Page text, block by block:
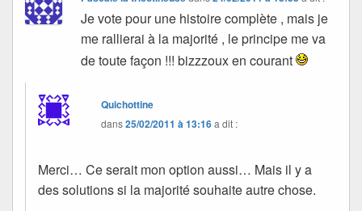
Je vote pour une histoire complète , mais je
me rallierai à la majorité , le principe me va
de toute façon !!! bizzzoux en courant
Quichottine
dans25/02/2011 à 13:16a dit :
Merci… Ce serait mon option aussi… Mais il y a
des solutions si la majorité souhaite autre chose.